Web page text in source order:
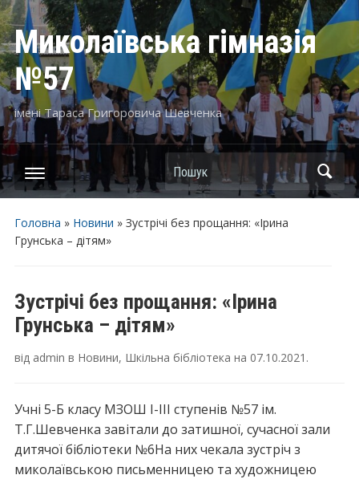
Миколаївська гімназія
№57
імені Тараса Григоровича Шевченка
Пошук
Головна » Новини » Зустрічі без прощання: «Ірина
Грунська – дітям»
Зустрічі без прощання: «Ірина
Грунська – дітям»
від admin в Новини, Шкільна бібліотека на 07.10.2021 .
Учні 5-Б класу МЗОШ І-ІІІ ступенів №57 ім.
Т.Г.Шевченка завітали до затишної, сучасної зали
дитячої бібліотеки №6На них чекала зустріч з
миколаївською письменницею та художницею